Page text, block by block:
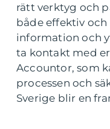
rätt verktyg och
både effektiv
information och
ta kontakt med
Accountor, som
processen och
Sverige blir en